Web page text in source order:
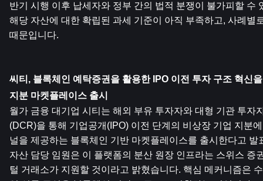
반기 시행 이후 납세자와 정부 간의 법적 분쟁이 불가피할 수
해당 자산에 대한 확립된 과세 기준이 아직 부족하고, 사례별
때문입니다.
씨티, 블록체인 예탁증권을 활용한 IPO 이전 투자 구조 혁신
지분 마켓플레이스 출시
월가 금융 대기업 시티는 해외 부유 투자자와 대형 기관 투자
(DCR)을 통해 기업공개(IPO) 이전 단계의 비상장 기업 지분
널을 제공하는 블록체인 기반 마켓플레이스를 출시한다고 발
자산 담당 임원은 이 플랫폼의 분산 원장 인프라는 스위스 증
털 거래소가 지원할 것이라고 밝혔습니다. 핵심 메커니즘은